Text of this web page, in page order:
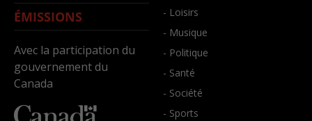
ÉMISSIONS
Avec la participation du
gouvernement du
Canada
- Loisirs
- Musique
- Politique
- Santé
- Société
- Sports